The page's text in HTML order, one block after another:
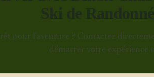
rêt pour l'aventure ? Contactez
démarrer votre expérience